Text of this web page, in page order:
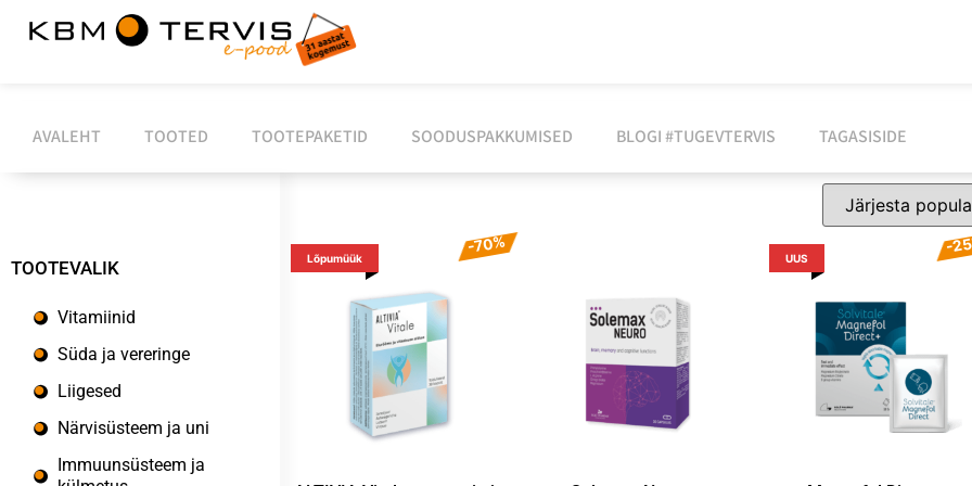
AVALEHT TOOTED TOOTEPAKETID SOODUSPAKKUMISED BLOGI #TUGEVTERVIS TAGASISIDE
TOOTEVALIK
Vitamiinid
Süda ja vereringe
Liigesed
Närvisüsteem ja uni
Immuunsüsteem ja
Lõpumüük
-70%
UUS
-